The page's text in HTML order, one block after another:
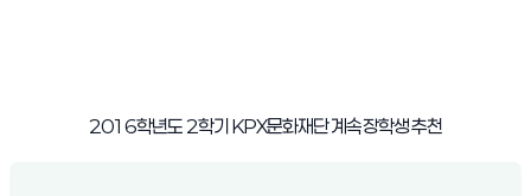
2016학년도2학기 KPX문화재단 계속장학생 추천